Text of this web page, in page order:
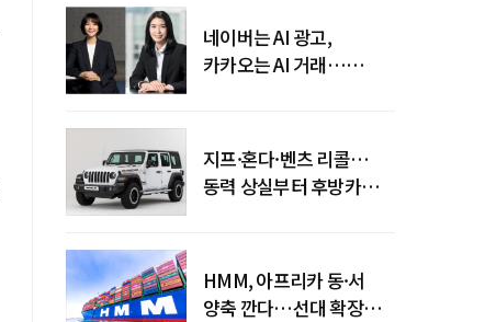
네이버는 AI 광고,
카카오는 AI 거래…
지프·혼다·벤츠 리콜…
동력 상실부터 후방카메라
HMM, 아프리카 동·서
양축 깐다…선대 확장